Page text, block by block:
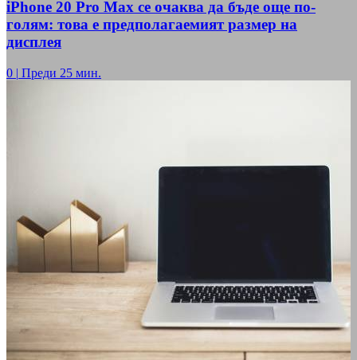
iPhone 20 Pro Max се очаква да бъде още по-
голям: това е предполагаемият размер на
дисплея
0 | Преди 25 мин.